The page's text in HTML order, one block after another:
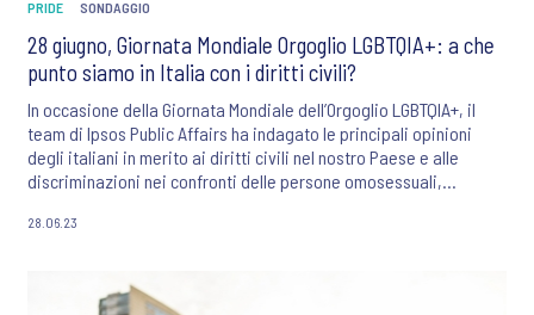
PRIDE SONDAGGIO
28 giugno, Giornata Mondiale Orgoglio LGBTQIA+: a che
punto siamo in Italia con i diritti civili?
In occasione della Giornata Mondiale dell’Orgoglio LGBTQIA+, il
team di Ipsos Public Affairs ha indagato le principali opinioni
degli italiani in merito ai diritti civili nel nostro Paese e alle
discriminazioni nei confronti delle persone omosessuali,
28.06.23